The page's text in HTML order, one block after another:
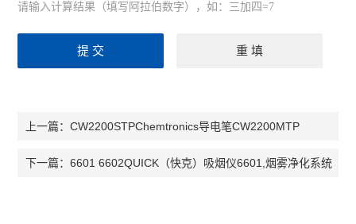
请输入计算结果（填写阿拉伯数字），如：三加四=7
上一篇：CW2200STPChemtronics导电笔CW2200MTP
下一篇：6601 6602QUICK（快克）吸烟仪6601,烟雾净化系统